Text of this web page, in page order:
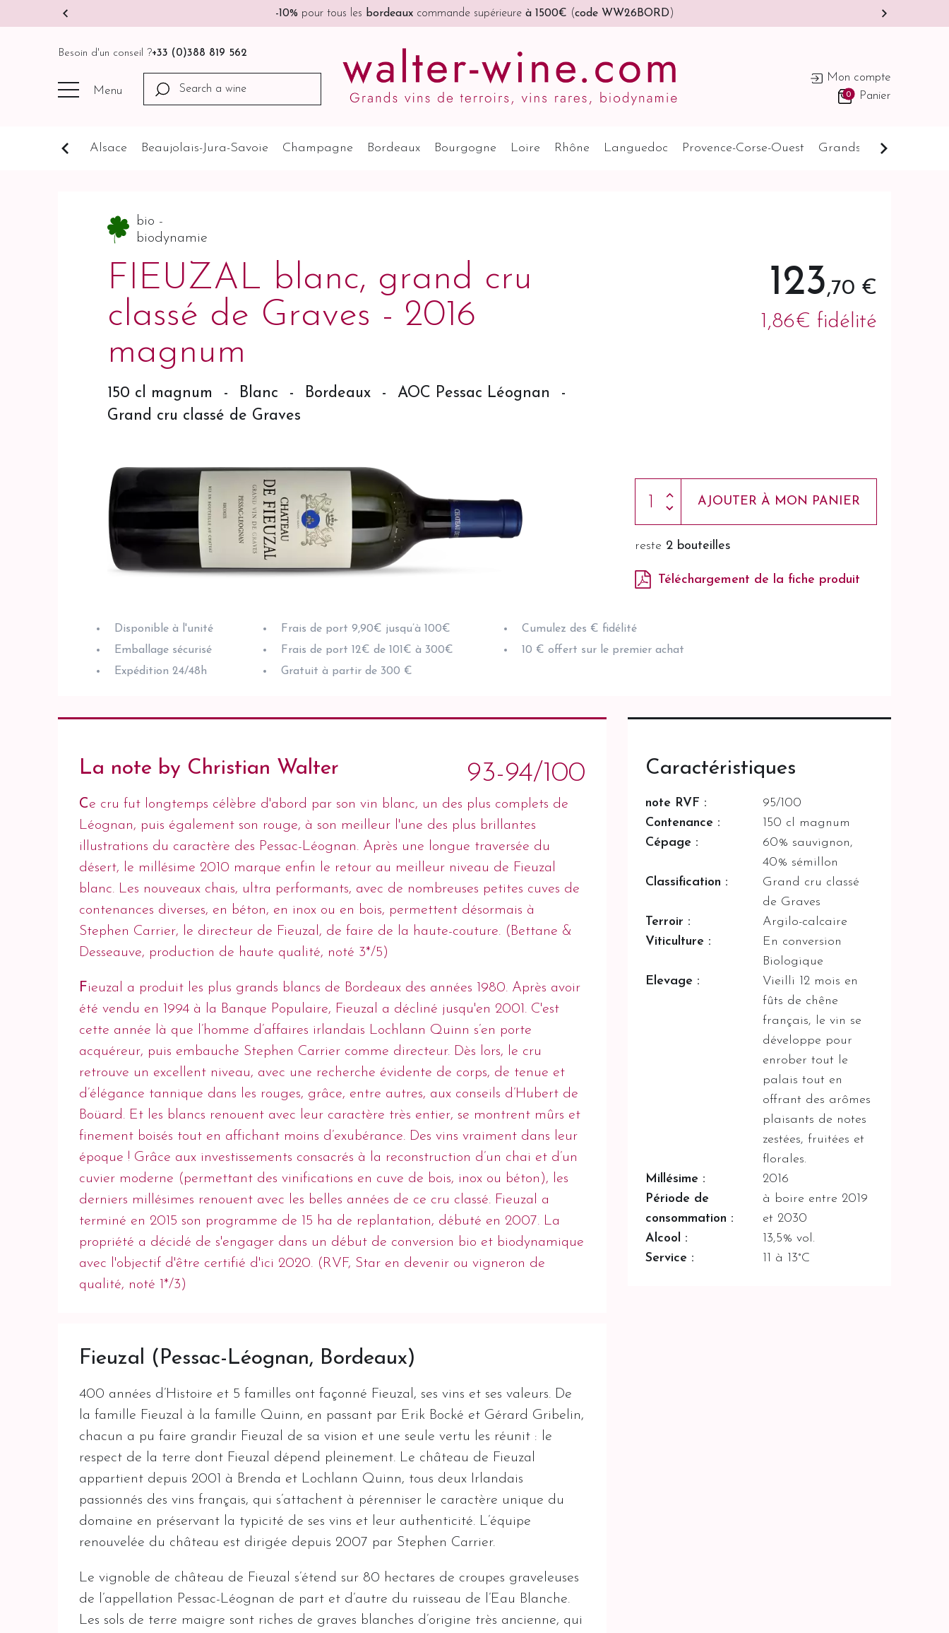
-10% pour tous les bordeauxcommande supérieure à 1500€ (code WW26BORD )
Besoin d'un conseil ?+33 (0)388 819 562
Menu
Mon compte
Panier
0
Alsace Beaujolais-Jura-Savoie Champagne Bordeaux Bourgogne Loire Rhône Languedoc Provence-Corse-Ouest Grands Pays
bio -
biodynamie
FIEUZAL blanc, grand cru
classé de Graves - 2016
magnum
150 cl magnum - Blanc - Bordeaux - AOC Pessac Léognan
-
Grand cru classé de Graves
123,70 €
1,86€ fidélité
AJOUTER À MON PANIER
reste 2 bouteilles
Téléchargement de la fiche produit
Disponible à l'unité
Emballage sécurisé
Expédition 24/48h
Frais de port 9,90€ jusqu’à 100€
Frais de port 12€ de 101€ à 300€
Gratuit à partir de 300 €
Cumulez des € fidélité
10 € offert sur le premier achat
La note by Christian Walter 93-94/100
Ce cru fut longtemps célèbre d'abord par son vin blanc, un des plus complets de
Léognan, puis également son rouge, à son meilleur l'une des plus brillantes
illustrations du caractère des Pessac-Léognan. Après une longue traversée du
désert, le millésime 2010 marque enfin le retour au meilleur niveau de Fieuzal
blanc. Les nouveaux chais, ultra performants, avec de nombreuses petites cuves de
contenances diverses, en béton, en inox ou en bois, permettent désormais à
Stephen Carrier, le directeur de Fieuzal, de faire de la haute-couture. (Bettane &
Desseauve, production de haute qualité, noté 3*/5)
Fieuzal a produit les plus grands blancs de Bordeaux des années 1980. Après avoir
été vendu en 1994 à la Banque Populaire, Fieuzal a décliné jusqu'en 2001. C'est
cette année là que l’homme d’affaires irlandais Lochlann Quinn s’en porte
acquéreur, puis embauche Stephen Carrier comme directeur. Dès lors, le cru
retrouve un excellent niveau, avec une recherche évidente de corps, de tenue et
d’élégance tannique dans les rouges, grâce, entre autres, aux conseils d’Hubert de
Boüard. Et les blancs renouent avec leur caractère très entier, se montrent mûrs et
finement boisés tout en affichant moins d’exubérance. Des vins vraiment dans leur
époque ! Grâce aux investissements consacrés à la reconstruction d’un chai et d’un
cuvier moderne (permettant des vinifications en cuve de bois, inox ou béton), les
derniers millésimes renouent avec les belles années de ce cru classé. Fieuzal a
terminé en 2015 son programme de 15 ha de replantation, débuté en 2007. La
propriété a décidé de s'engager dans un début de conversion bio et biodynamique
avec l'objectif d'être certifié d'ici 2020. (RVF, Star en devenir ou vigneron de
qualité, noté 1*/3)
Fieuzal (Pessac-Léognan, Bordeaux)
400 années d’Histoire et 5 familles ont façonné Fieuzal, ses vins et ses valeurs. De
la famille Fieuzal à la famille Quinn, en passant par Erik Bocké et Gérard Gribelin,
chacun a pu faire grandir Fieuzal de sa vision et une seule vertu les réunit : le
respect de la terre dont Fieuzal dépend pleinement. Le château de Fieuzal
appartient depuis 2001 à Brenda et Lochlann Quinn, tous deux Irlandais
passionnés des vins français, qui s’attachent à pérenniser le caractère unique du
domaine en préservant la typicité de ses vins et leur authenticité. L’équipe
renouvelée du château est dirigée depuis 2007 par Stephen Carrier.
Le vignoble de château de Fieuzal s’étend sur 80 hectares de croupes graveleuses
de l’appellation Pessac-Léognan de part et d’autre du ruisseau de l’Eau Blanche.
Les sols de terre maigre sont riches de graves blanches d’origine très ancienne, qui
Caractéristiques
note RVF :
95/100
Contenance :
150 cl magnum
Cépage :
60% sauvignon,
40% sémillon
Classification :
Grand cru classé
de Graves
Terroir :
Argilo-calcaire
Viticulture :
En conversion
Biologique
Elevage :
Vieilli 12 mois en
fûts de chêne
français, le vin se
développe pour
enrober tout le
palais tout en
offrant des arômes
plaisants de notes
zestées, fruitées et
florales.
Millésime :
2016
Période de
consommation :
à boire entre 2019
et 2030
Alcool :
13,5% vol.
Service :
11 à 13°C